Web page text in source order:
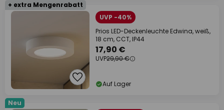
+ extra Mengenrabatt
UVP -40%
Prios LED-Deckenleuchte Edwina, weiß,
18 cm, CCT, IP44
17,90 €
UVP29,90 €
Auf Lager
Neu